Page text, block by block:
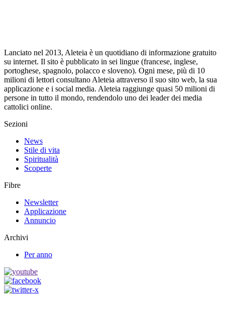
Lanciato nel 2013, Aleteia è un quotidiano di informazione gratuito
su internet. Il sito è pubblicato in sei lingue (francese, inglese,
portoghese, spagnolo, polacco e sloveno). Ogni mese, più di 10
milioni di lettori consultano Aleteia attraverso il suo sito web, la sua
applicazione e i social media. Aleteia raggiunge quasi 50 milioni di
persone in tutto il mondo, rendendolo uno dei leader dei media
cattolici online.
Sezioni
News
Stile di vita
Spiritualità
Scoperte
Fibre
Newsletter
Applicazione
Annuncio
Archivi
Per anno